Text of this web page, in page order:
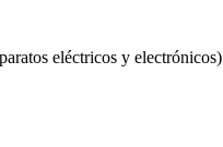
eléctricos y electrónicos)